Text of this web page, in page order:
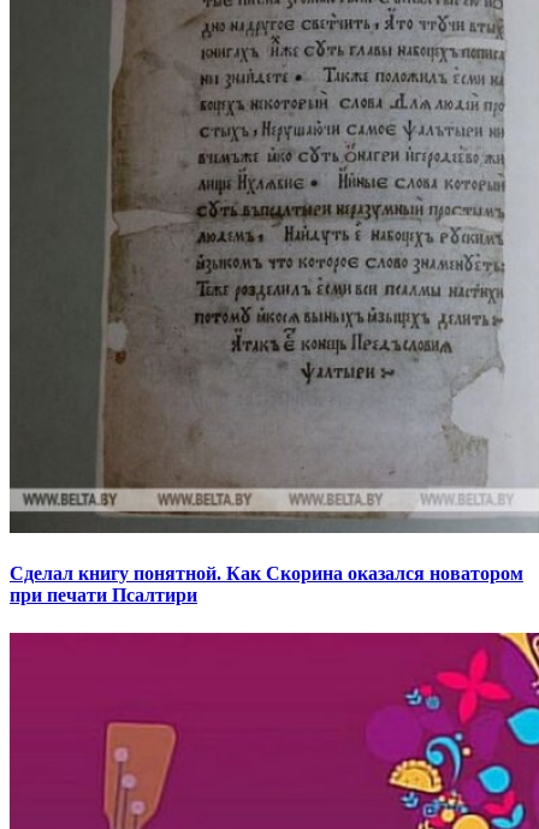
Сделал книгу понятной. Как Скорина оказался новатором
при печати Псалтири